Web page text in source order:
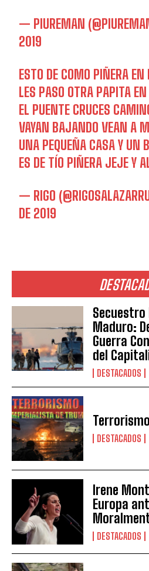
Secuestro
Maduro:
Guerra
del
DESTACADOS
DESTACADOS
Irene
Europa
DESTACADOS
— PIUREMAN
2019
ESTO DE COMO PIÑERA
LES PASO OTRA PAPITA
EL PUENTE CRUCES
VAYAN BAJANDO VEAN A
UNA PEQUEÑA CASA Y UN
ES DE TÍO PIÑERA JEJE Y
— RIGO
DE 2019